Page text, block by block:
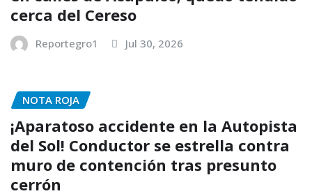
cerca del Cereso
Reportegro1 Jul 30, 2026
NOTA ROJA
¡Aparatoso accidente en la Autopista
del Sol! Conductor se estrella contra
muro de contención tras presunto
cerrón